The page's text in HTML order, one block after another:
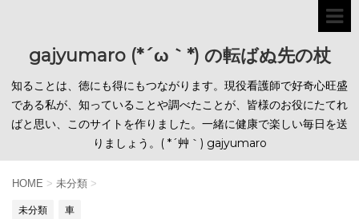
gajyumaro (*´ω｀*) の転ばぬ先の杖
知ることは、徳にも得にもつながります。現役看護師で好奇心旺盛
である私が、知っていることや調べたことが、皆様のお役にたてれ
ばと思い、このサイトを作りました。一緒に健康で楽しい毎日を送
りましょう。( *´艸｀) gajyumaro
HOME > 未分類 >
未分類 車